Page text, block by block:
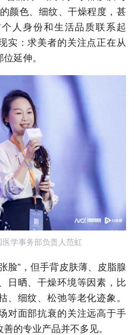
颜色、细纹、干燥程度，甚
人身份和生活品质联系起
实：求美者的关注点正在从
延伸。
学事务部负责人范虹
脸”，但手背皮肤薄、皮脂腺
日晒、干燥环境等因素，比
、细纹、松弛等老化迹象。
对面部抗衰的关注远高于手
的专业产品并不多见。